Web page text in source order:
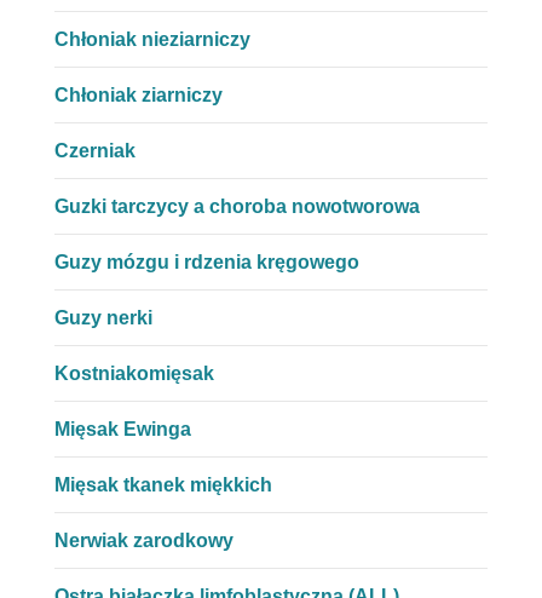
Chłoniak nieziarniczy
Chłoniak ziarniczy
Czerniak
Guzki tarczycy a choroba nowotworowa
Guzy mózgu i rdzenia kręgowego
Guzy nerki
Kostniakomięsak
Mięsak Ewinga
Mięsak tkanek miękkich
Nerwiak zarodkowy